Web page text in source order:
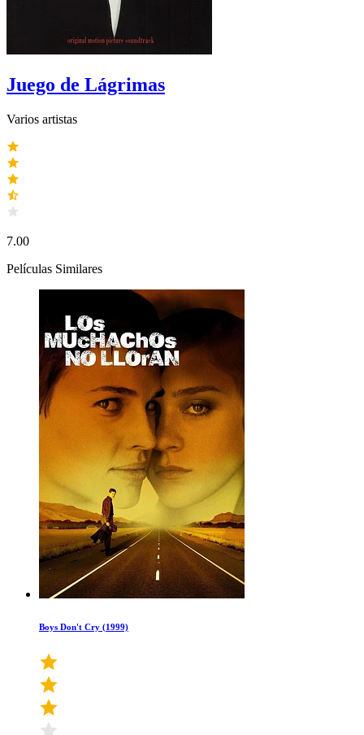
Juego de Lágrimas
Varios artistas
7.00
Películas Similares
Boys Don't Cry (1999)